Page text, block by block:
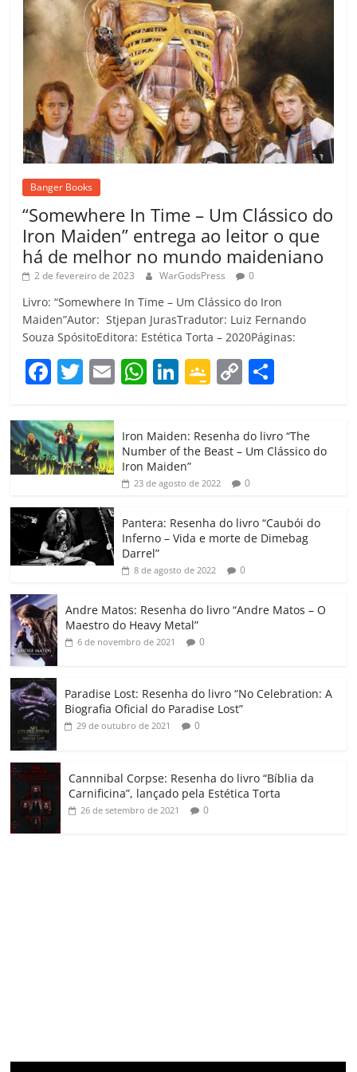
Banger Books
“Somewhere In Time – Um Clássico do
Iron Maiden” entrega ao leitor o que
há de melhor no mundo maideniano
2 de fevereiro de 2023 WarGodsPress 0
Livro: “Somewhere In Time – Um Clássico do Iron
Maiden”Autor: Stjepan JurasTradutor: Luiz Fernando
Souza SpósitoEditora: Estética Torta – 2020Páginas:
F
c
e
b
o
o
k
T
itt
er
E W
at
s
A
p
Li
e
dI
G
gl
e
Cl
a
ss
ro
o
C
p
y
Li
k
m
p
h
ar
Iron Maiden: Resenha do livro “The
Number of the Beast – Um Clássico do
Iron Maiden”
23 de agosto de 2022 0
Pantera: Resenha do livro “Caubói do
Inferno – Vida e morte de Dimebag
Darrel”
8 de agosto de 2022 0
Andre Matos: Resenha do livro “Andre Matos – O
Maestro do Heavy Metal”
6 de novembro de 2021 0
Paradise Lost: Resenha do livro “No Celebration: A
Biografia Oficial do Paradise Lost”
29 de outubro de 2021 0
Cannnibal Corpse: Resenha do livro “Bíblia da
Carnificina”, lançado pela Estética Torta
26 de setembro de 2021 0